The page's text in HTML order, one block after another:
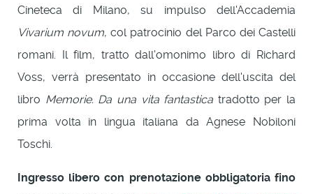
Cineteca di Milano, su impulso dell'Accademia
Vivarium novum, col patrocinio del Parco dei Castelli
romani. Il film, tratto dall'omonimo libro di Richard
Voss, verrà presentato in occasione dell'uscita del
libro Memorie. Da una vita fantastica tradotto per la
prima volta in lingua italiana da Agnese Nobiloni
Toschi.
Ingresso libero con prenotazione obbligatoria fino